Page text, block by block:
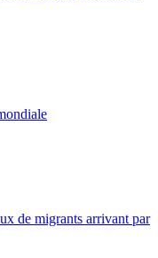
de migrants arrivant par